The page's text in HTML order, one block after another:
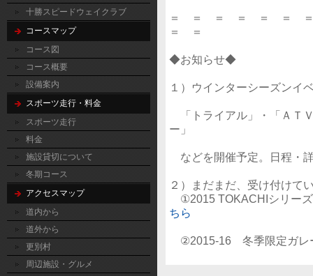
十勝スピードウェイクラブ
コースマップ
コース図
コース概要
設備案内
スポーツ走行・料金
スポーツ走行
料金
施設貸切について
冬期コース
アクセスマップ
道内から
道外から
更別村
周辺施設・グルメ
＝ ＝ ＝ ＝ ＝ ＝
＝ ＝
◆お知らせ◆
１）ウインターシーズンイ
「トライアル」・「ＡＴ
ー」
などを開催予定。日程・
２）まだまだ、受け付けて
①2015 TOKACHIシリー
ちら
②2015-16 冬季限定ガレ